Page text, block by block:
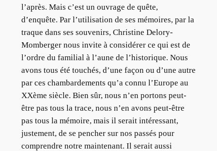
l’après. Mais c’est un ouvrage de quête,
d’enquête. Par l’utilisation de ses mémoires, par la
traque dans ses souvenirs, Christine Delory-
Momberger nous invite à considérer ce qui est de
l’ordre du familial à l’aune de l’historique. Nous
avons tous été touchés, d’une façon ou d’une autre
par ces chambardements qu’a connu l’Europe au
XXème siècle. Bien sûr, nous n’en portons peut-
être pas tous la trace, nous n’en avons peut-être
pas tous la mémoire, mais il serait intéressant,
justement, de se pencher sur nos passés pour
comprendre notre maintenant. Il serait aussi